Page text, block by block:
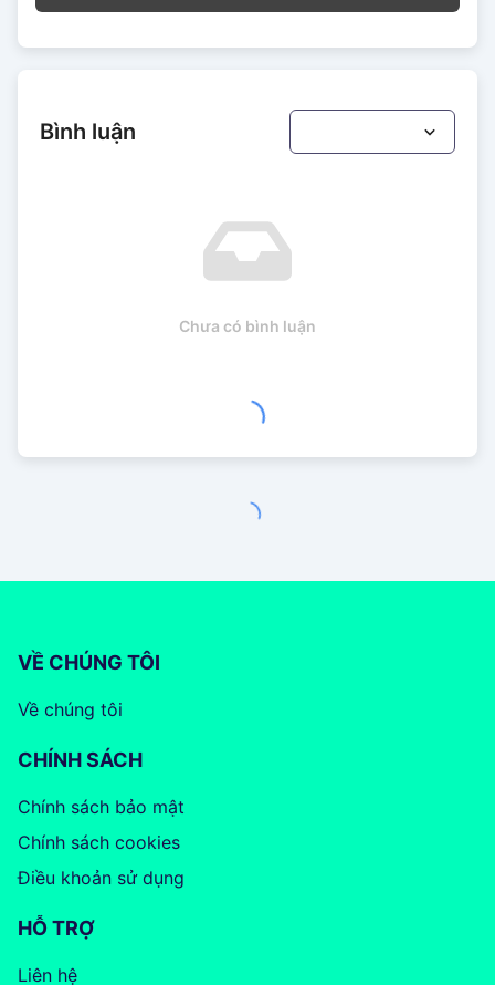
Bình luận
Chưa có bình luận
VỀ CHÚNG TÔI
Về chúng tôi
CHÍNH SÁCH
Chính sách bảo mật
Chính sách cookies
Điều khoản sử dụng
HỖ TRỢ
Liên hệ